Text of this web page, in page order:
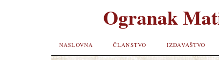
Ogranak
SKIP TO
NASLOVNA ČLANSTVO IZDAVAŠTVO